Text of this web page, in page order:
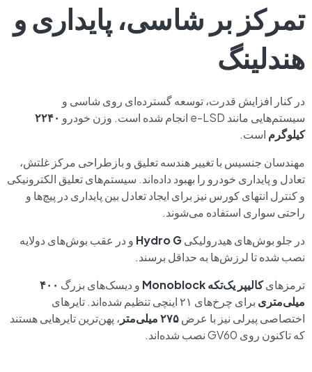
تمرکز بر شاسی، پایداری و
هندلینگ
در کنار افزایش قدرت، توسعه گسترده‌ای روی شاسی و
سیستم‌هایی مانند e-LSD انجام شده است. وزن خودرو
۲۲۴۰
کیلوگرم است.
مهندسان جنسیس با تغییر هندسه تعلیق و بازطراحی مرکز غلتش،
تعادل و پایداری خودرو را بهبود داده‌اند. سیستم‌های تعلیق الکترونیکی
و کنترل انتهای کورس نیز برای ایجاد تعادل بین پایداری در پیچ‌ها و
راحتی سواری استفاده می‌شوند.
در جلو بوش‌های هیدرولیکیHydro G و در عقب بوش‌های دولایه
نصب شده تا لرزش‌ها به حداقل برسند.
ترمزهایکالیپر یک‌تکه Monoblock و دیسک‌های بزرگ ۴۰۰
میلی‌متری
برای چرخ‌های ۲۱ اینچی تنظیم شده‌اند. تایرهای
اختصاصی پیرلی نیز با عرض۲۷۵ میلی‌متر
، پهن‌ترین تایرهایی هستند
که تاکنون روی GV60 نصب شده‌اند.